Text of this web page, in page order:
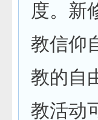
度。新
教信仰
教的自
教活动